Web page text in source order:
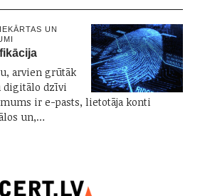
IEKĀRTAS UN
arvien grūtāk
digitālo dzīvi
ir e-pasts, lietotāja konti
un,…